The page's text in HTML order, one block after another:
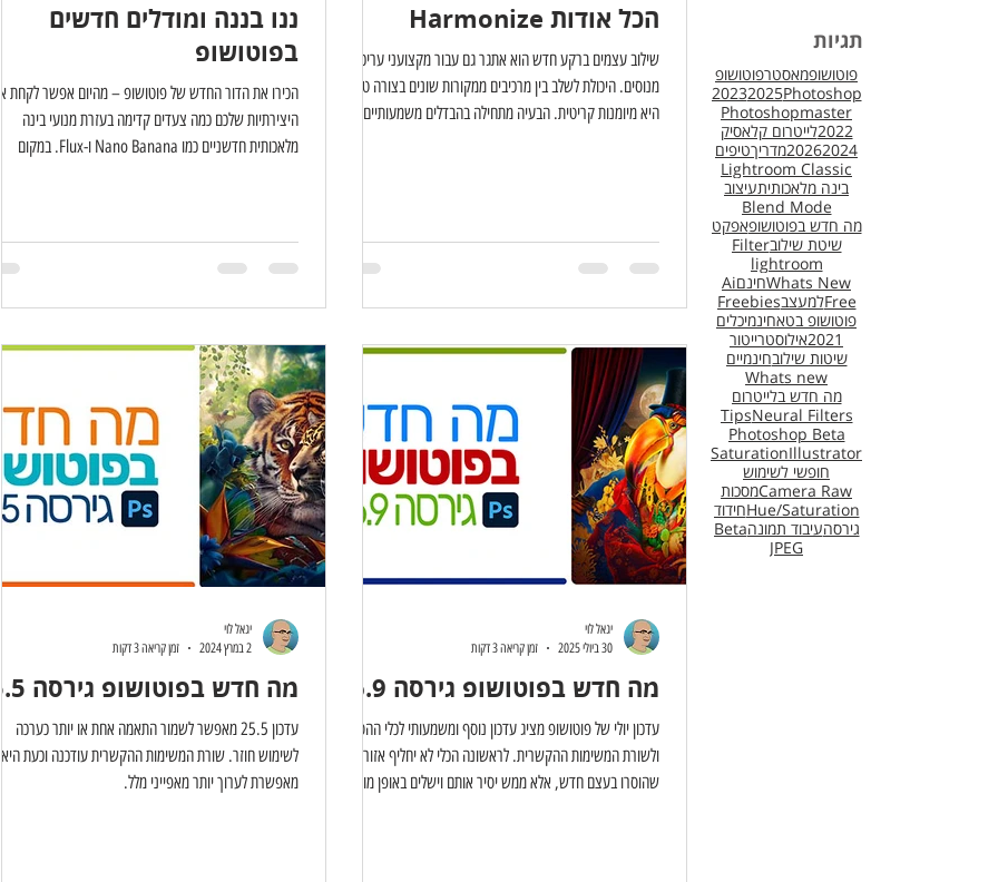
הכל אודות Harmonize
שילוב עצמים ברקע חדש הוא אתגר גם עבור מקצועני עריכה
מנוסים. היכולת לשלב בין מרכיבים ממקורות שונים בצורה טבעית
היא מיומנות קריטית. הבעיה מתחילה בהבדלים משמעותיים
נבחן את הפקודה, יתרונותיה וחסרונותיה, נבדוק האם באמת
היא מהווה תחליף לעבודה מקצועית וכיצד להשתמש בה כדי
ננו בננה ומודלים חדשים
בפוטושופ
הכירו את הדור החדש של פוטושופ – מהיום אפשר לקחת את
היצירתיות שלכם כמה צעדים קדימה בעזרת מנועי בינה
מלאכותית חדשניים כמו Nano Banana ו-Flux. במקום
במאמר זה נציג את מנועי הבינה מלאכותית שגירסת הבטא
מציעה, נסביר למה הם משמשים, מה ההבדלים ביניהם ונציג
מה חדש בפוטושופ גירסה 26.9
עדכון יולי של פוטושופ מציג עדכון נוסף ומשמעותי לכלי ההסרה
ולשורת המשימות ההקשרית. לראשונה הכלי לא יחליף אזורים
שהוסרו בעצם חדש, אלא ממש יסיר אותם וישלים באופן מושלם
יגאל לוי
30 ביולי 2025
זמן קריאה 3 דקות
מה חדש בפוטושופ גירסה 25.5
עדכון 25.5 מאפשר לשמור התאמה אחת או יותר כערכה
לשימוש חוזר. שורת המשימות ההקשרית עודכנה וכעת היא
מאפשרת לערוך יותר מאפייני מלל.
יגאל לוי
2 במרץ 2024
זמן קריאה 3 דקות
תגיות
פוטושופמאסטרפוטושופ
Photoshop
2025
2023
Photoshopmaster
2022לייטרום קלאסיק
2024
2026מדריךטיפים
Lightroom Classic
בינה מלאכותיתעיצוב
Blend Mode
מה חדש בפוטושופאפקט
שיטת שילובFilter
lightroom
Whats NewחינםAi
FreeלמעצבFreebies
פוטושופ בטאחינמיכלים
2021אילוסטרייטור
שיטות שילובחינמיים
Whats new
מה חדש בלייטרום
Neural Filters
Tips
Photoshop Beta
Illustrator
Saturation
חופשי לשימוש
Camera Rawמסכות
Hue/Saturationחידוד
גירסהעיבוד תמונהBeta
JPEG